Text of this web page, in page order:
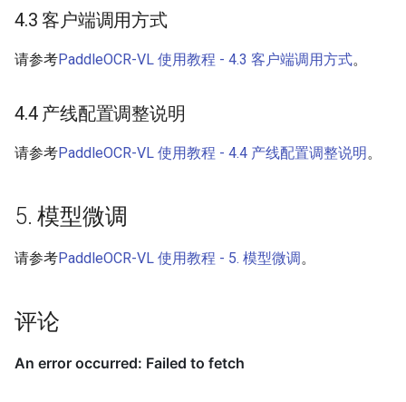
4.3 客户端调用方式
请参考PaddleOCR-VL 使用教程 - 4.3 客户端调用方式。
4.4 产线配置调整说明
请参考PaddleOCR-VL 使用教程 - 4.4 产线配置调整说明。
5. 模型微调
请参考PaddleOCR-VL 使用教程 - 5. 模型微调。
评论